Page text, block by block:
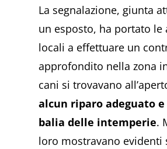
La segnalazione, giunta
un esposto, ha portato le
locali a effettuare un
approfondito nella zona
cani si trovavano
alcun riparo adeguato
balia delle intemperie.
loro mostravano evidenti